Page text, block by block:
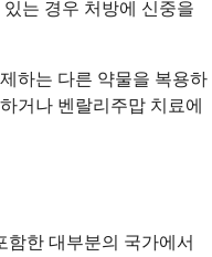
는 경우 처방에 신중을
하는 다른 약물을 복용하
거나 벤랄리주맙 치료에
함한 대부분의 국가에서